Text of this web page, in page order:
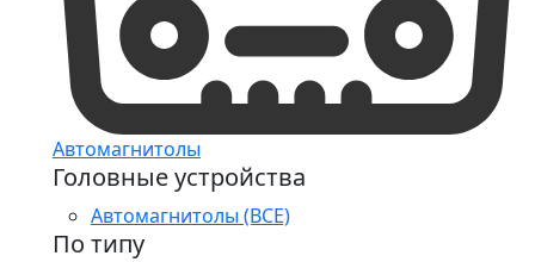
Автомагнитолы
Головные устройства
Автомагнитолы (ВСЕ)
По типу